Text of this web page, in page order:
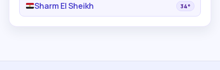
Sharm El Sheikh 34°